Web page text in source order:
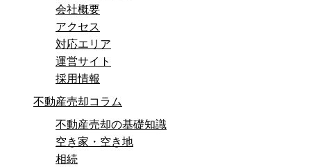
会社概要
アクセス
対応エリア
運営サイト
採用情報
不動産売却コラム
不動産売却の基礎知識
空き家・空き地
相続